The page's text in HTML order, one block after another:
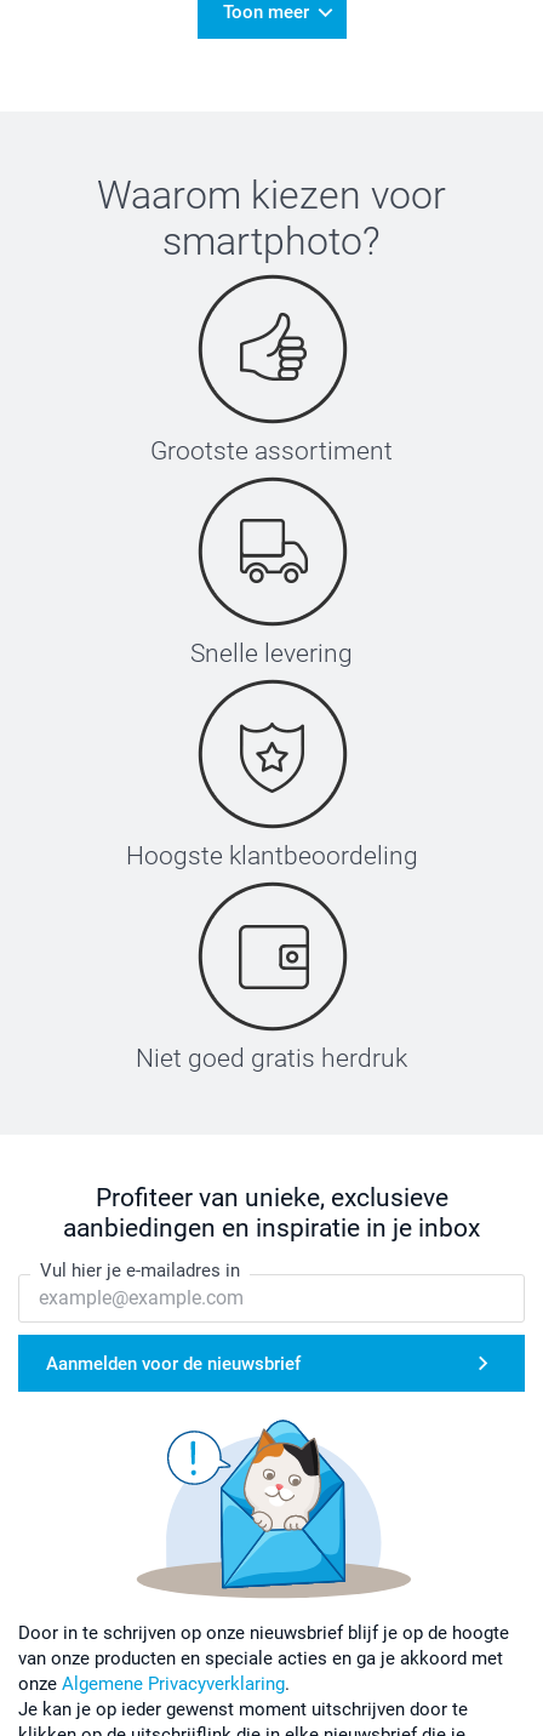
Toon meer
Waarom kiezen voor
smartphoto?
Grootste assortiment
Snelle levering
Hoogste klantbeoordeling
Niet goed gratis herdruk
Profiteer van unieke, exclusieve
aanbiedingen en inspiratie in je inbox
Vul hier je e-mailadres in
Aanmelden voor de nieuwsbrief
Door in te schrijven op onze nieuwsbrief blijf je op de hoogte
van onze producten en speciale acties en ga je akkoord met
onze Algemene Privacyverklaring.
Je kan je op ieder gewenst moment uitschrijven door te